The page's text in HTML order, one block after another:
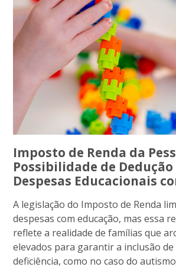
Imposto de Renda da
Possibilidade de Dedução
Despesas Educacionais
A legislação do Imposto de Renda
despesas com educação, mas essa
reflete a realidade de famílias que
elevados para garantir a inclusão de
deficiência, como no caso do